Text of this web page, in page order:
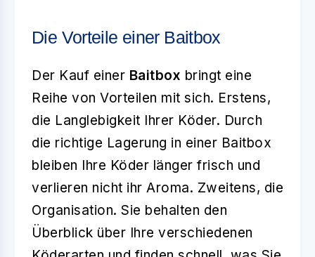
Die Vorteile einer Baitbox
Der Kauf einer Baitbox bringt eine
Reihe von Vorteilen mit sich. Erstens,
die Langlebigkeit Ihrer Köder. Durch
die richtige Lagerung in einer Baitbox
bleiben Ihre Köder länger frisch und
verlieren nicht ihr Aroma. Zweitens, die
Organisation. Sie behalten den
Überblick über Ihre verschiedenen